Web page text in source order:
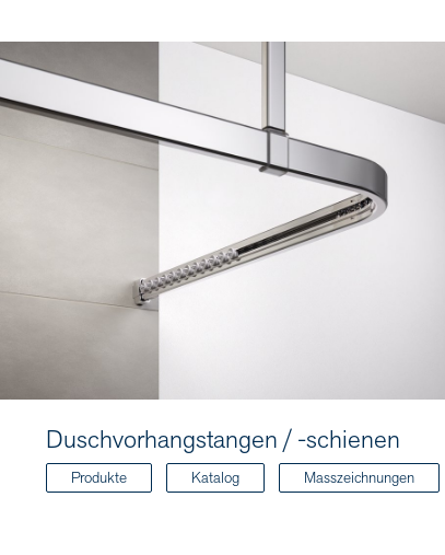
Duschvorhangstangen / -schienen
Produkte Katalog Masszeichnungen